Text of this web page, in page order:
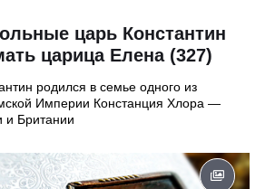
царь Константин
царица Елена (327)
родился в семье одного из
Империи Констанция Хлора —
и Британии